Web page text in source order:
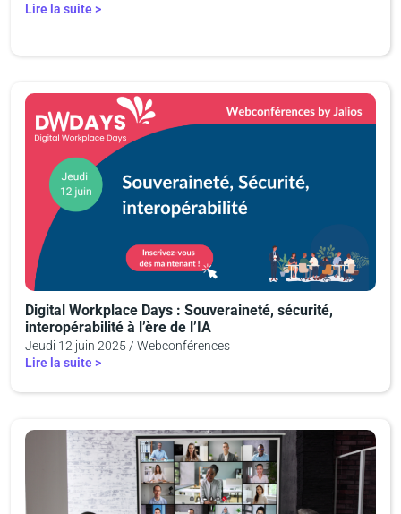
Lire la suite >
Digital Workplace Days : Souveraineté, sécurité,
interopérabilité à l’ère de l’IA
Jeudi 12 juin 2025 / Webconférences
Lire la suite >